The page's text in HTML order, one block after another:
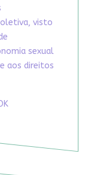
visto
sexual
aos direitos